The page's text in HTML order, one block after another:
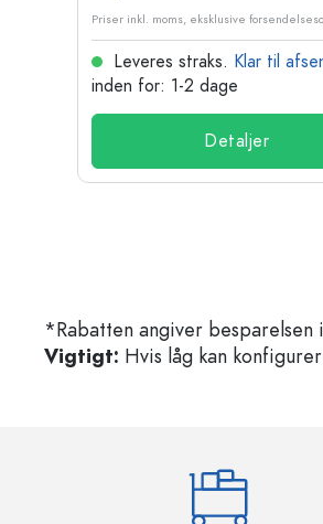
Leveres straks. Klar til
inden for: 1-2 dage
Detaljer
*Rabatten angiver
Vigtigt: Hvis låg kan